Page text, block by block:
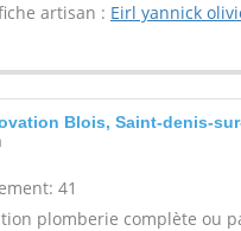
artisan : Eirl yannick
Blois, Saint-denis-
41
plomberie complète ou